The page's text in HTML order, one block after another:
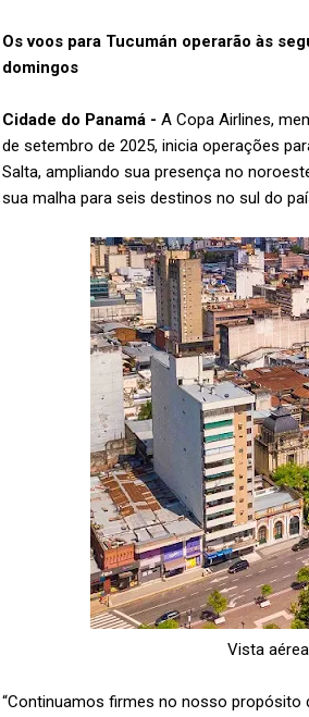
Os voos para Tucumán operarão às
domingos
Cidade do Panamá - A Copa Airlines,
de setembro de 2025, inicia operações
Salta, ampliando sua presença no
sua malha para seis destinos no sul do
Vista
“Continuamos firmes no nosso propósito